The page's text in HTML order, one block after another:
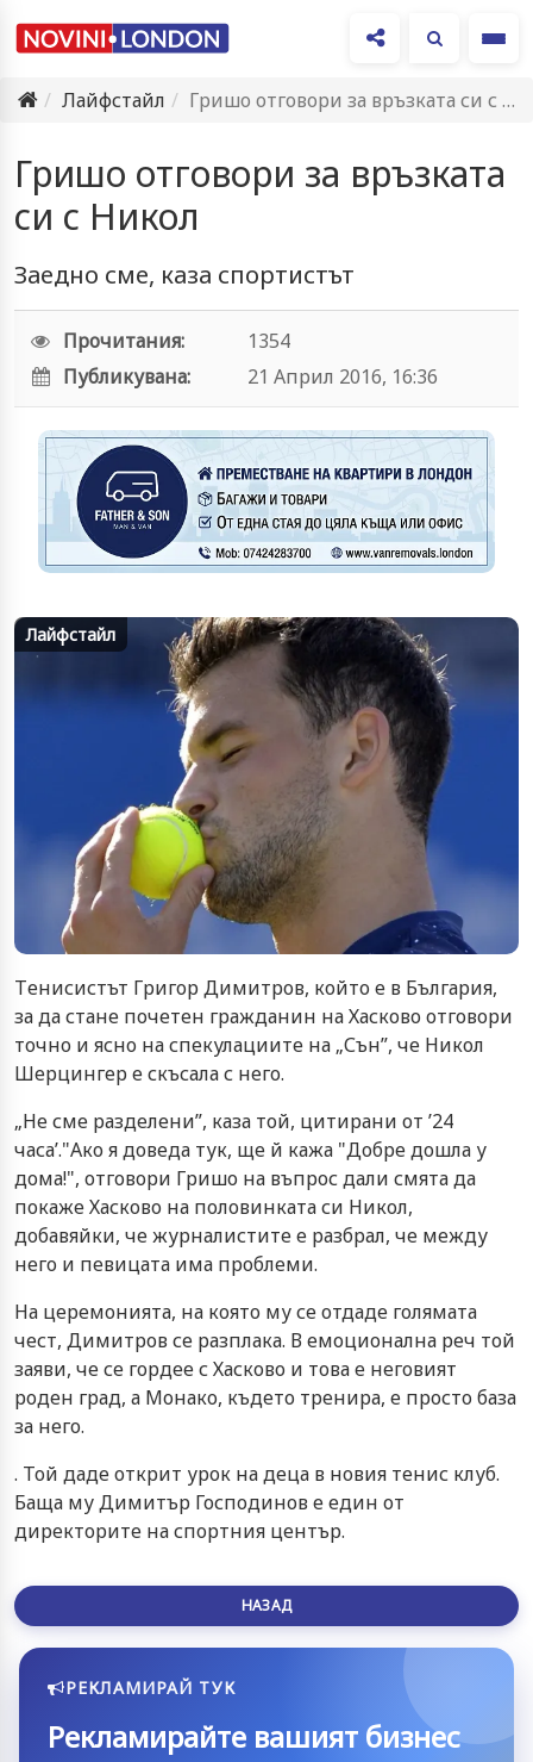
Лайфстайл
Гришо отговори за връзката си с Никол
Гришо отговори за връзката
си с Никол
Заедно сме, каза спортистът
Прочитания:
1354
Публикувана:
21 Април 2016, 16:36
Лайфстайл
Tенисистът Григор Димитров, който е в България,
за да стане почетен гражданин на Хасково отговори
точно и ясно на спекулациите на „Сън”, че Никол
Шерцингер е скъсала с него.
„Не сме разделени”, каза той, цитирани от ’24
часа’."Aко я доведа тук, ще й кажа "Добре дошла у
дома!", отговори Гришо на въпрос дали смята да
покаже Хасково на половинката си Никол,
добавяйки, че журналистите е разбрал, че между
него и певицата има проблеми.
На церемонията, на която му се отдаде голямата
чест, Димитров се разплака. В емоционална реч той
заяви, че се гордее с Хасково и това е неговият
роден град, а Монако, където тренира, е просто база
за него.
. Той даде открит урок на деца в новия тенис клуб.
Баща му Димитър Господинов е един от
директорите на спортния център.
НАЗАД
РЕКЛАМИРАЙ ТУК
Рекламирайте вашият бизнес